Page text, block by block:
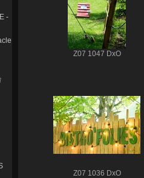
-
Z07 1047 DxO
Z07 1036 DxO